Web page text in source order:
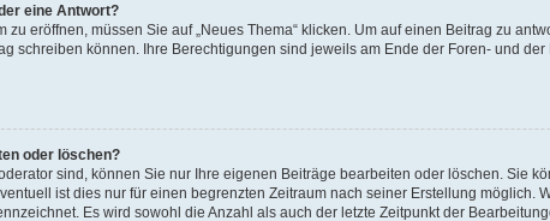
eine Antwort?
zu eröffnen, müssen Sie auf „Neues Thema“ klicken. Um auf einen Beitrag zu
schreiben können. Ihre Berechtigungen sind jeweils am Ende der Foren- und
oder löschen?
sind, können Sie nur Ihre eigenen Beiträge bearbeiten oder löschen. Sie
ist dies nur für einen begrenzten Zeitraum nach seiner Erstellung möglich.
Es wird sowohl die Anzahl als auch der letzte Zeitpunkt der